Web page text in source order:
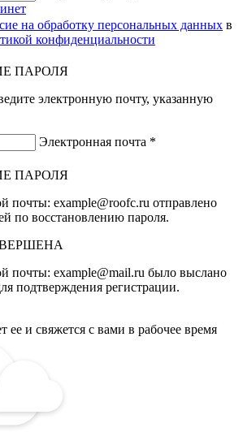
на обработку персональных данных в
конфиденциальности
ПАРОЛЯ
электронную почту, указанную
Электронная почта *
ПАРОЛЯ
почты: example@roofc.ru отправлено
по восстановлению пароля.
почты: example@mail.ru было выслано
подтверждения регистрации.
ее и свяжется с вами в рабочее время